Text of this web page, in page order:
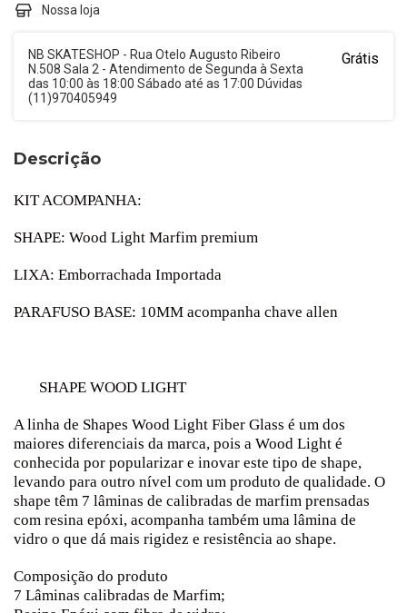
Nossa loja
NB SKATESHOP - Rua Otelo Augusto Ribeiro
N.508 Sala 2 - Atendimento de Segunda à Sexta
das 10:00 às 18:00 Sábado até as 17:00 Dúvidas
(11)970405949
Grátis
Descrição
KIT ACOMPANHA:
SHAPE: Wood Light Marfim premium
LIXA: Emborrachada Importada
PARAFUSO BASE: 10MM acompanha chave allen
SHAPE WOOD LIGHT
A linha de Shapes Wood Light Fiber Glass é um dos
maiores diferenciais da marca, pois a Wood Light é
conhecida por popularizar e inovar este tipo de shape,
levando para outro nível com um produto de qualidade. O
shape têm 7 lâminas de calibradas de marfim prensadas
com resina epóxi, acompanha também uma lâmina de
vidro o que dá mais rigidez e resistência ao shape.
Composição do produto
7 Lâminas calibradas de Marfim;